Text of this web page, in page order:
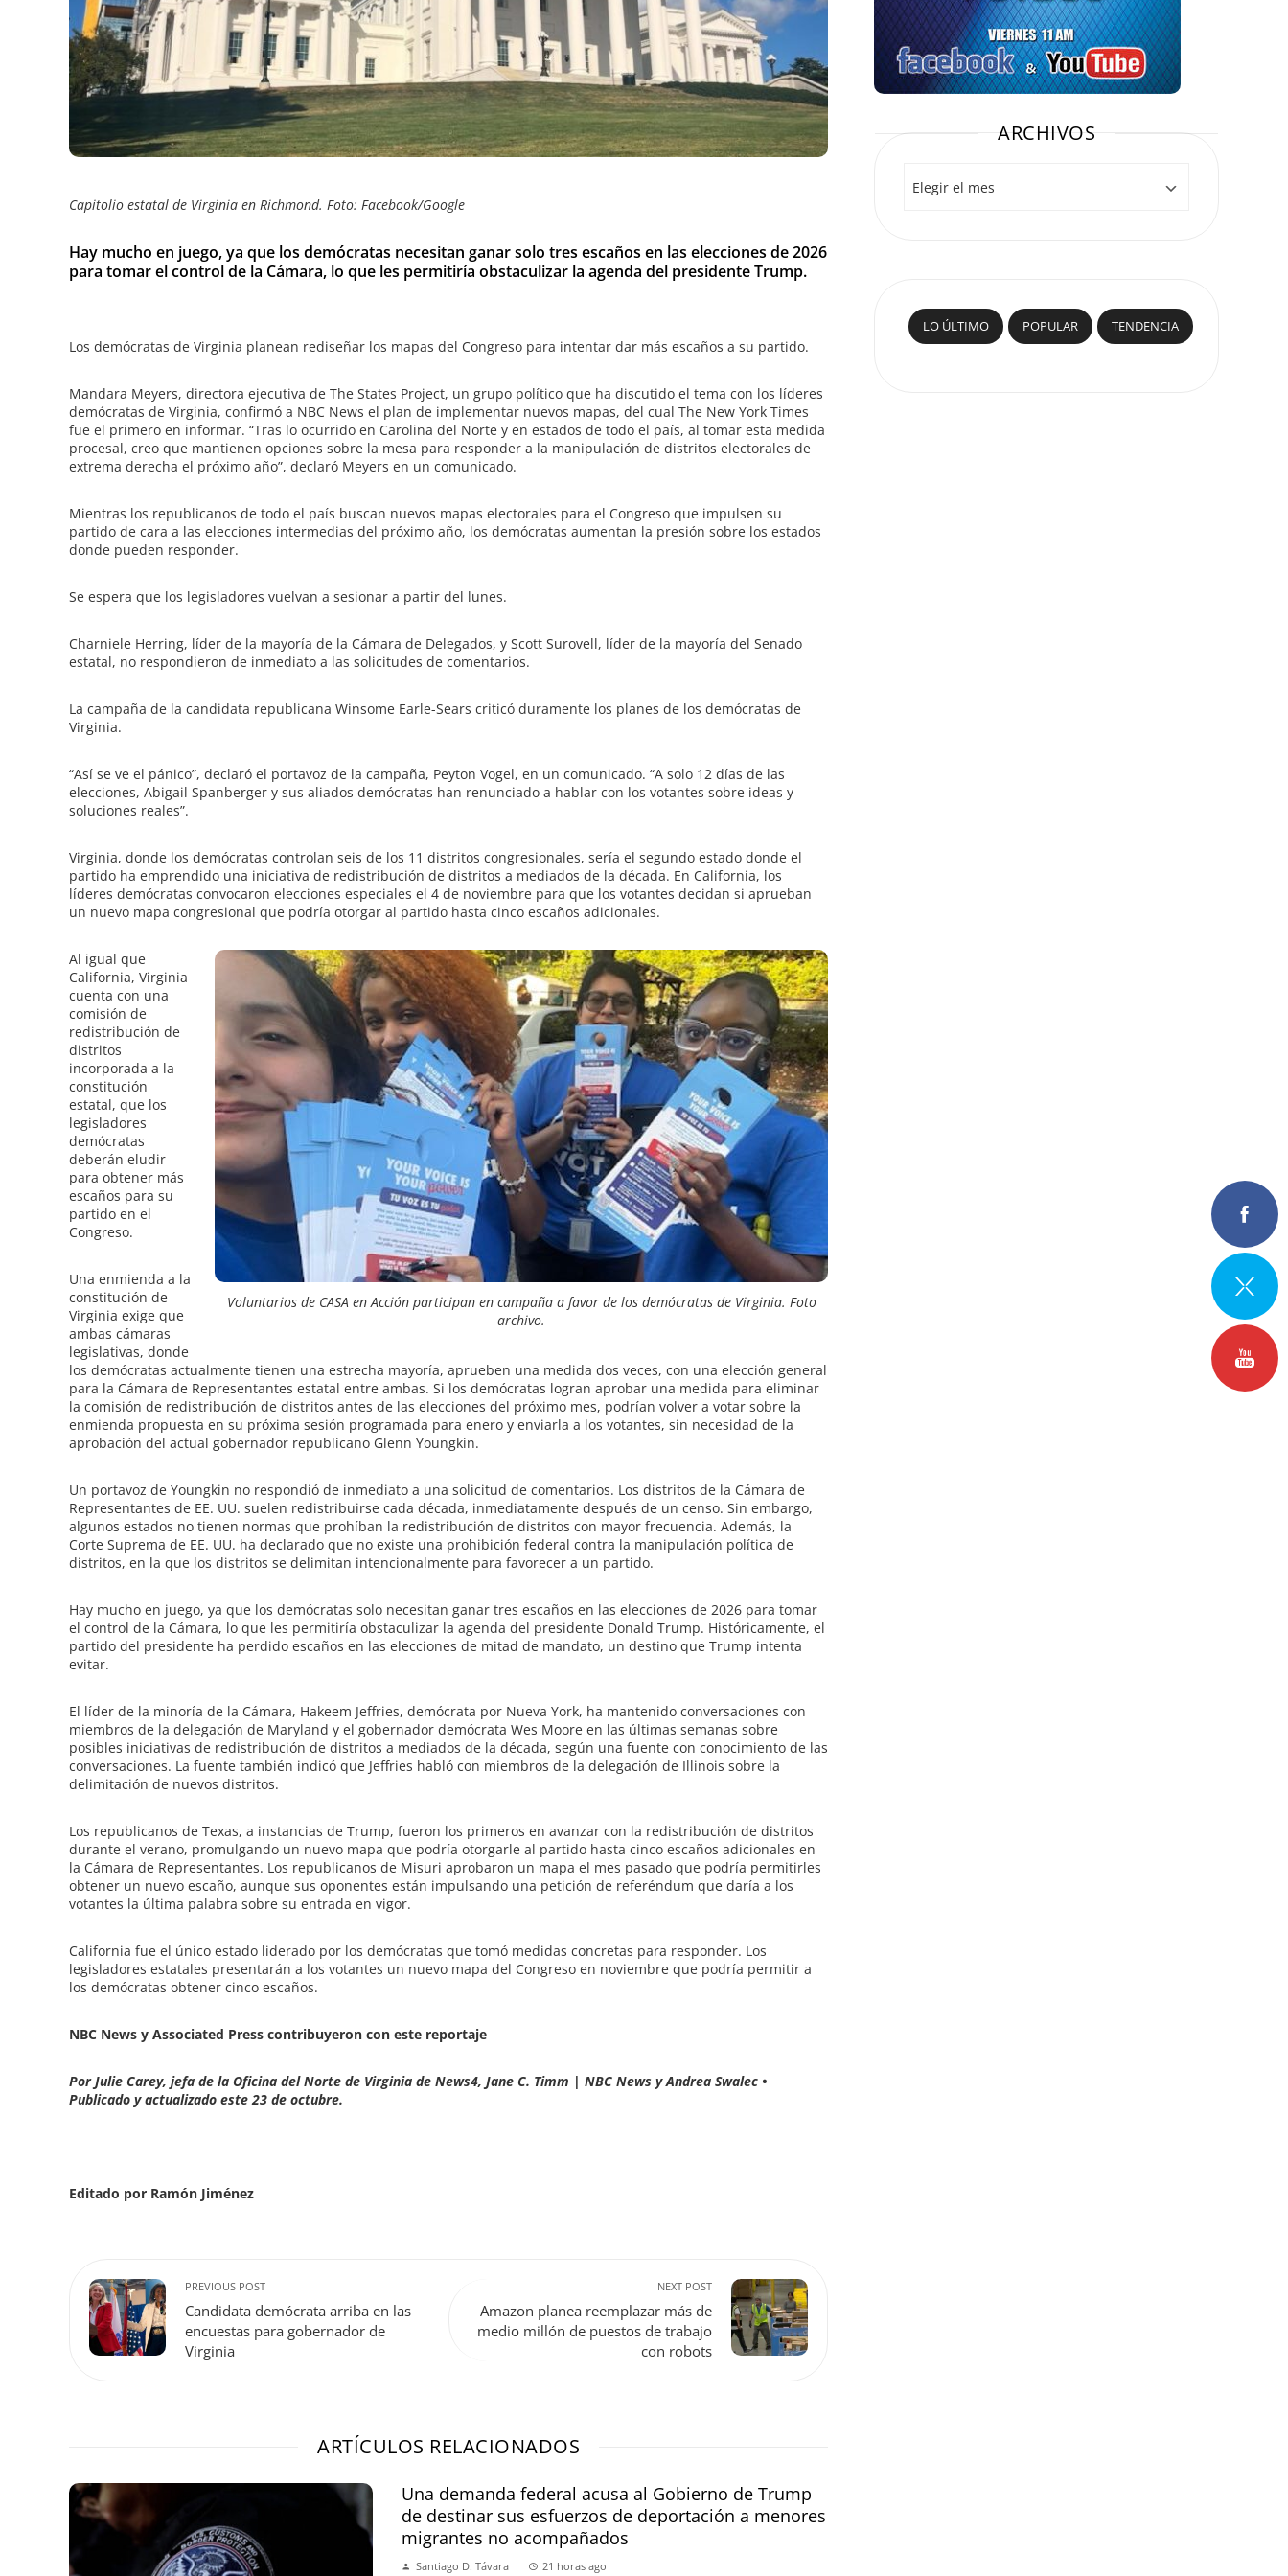
Capitolio estatal de Virginia en Richmond. Foto: Facebook/Google
Hay mucho en juego, ya que los demócratas necesitan ganar solo tres escaños en las elecciones de 2026
para tomar el control de la Cámara, lo que les permitiría obstaculizar la agenda del presidente Trump.
Los demócratas de Virginia planean rediseñar los mapas del Congreso para intentar dar más escaños a su partido.
Mandara Meyers, directora ejecutiva de The States Project, un grupo político que ha discutido el tema con los líderes
demócratas de Virginia, confirmó a NBC News el plan de implementar nuevos mapas, del cual The New York Times
fue el primero en informar. “Tras lo ocurrido en Carolina del Norte y en estados de todo el país, al tomar esta medida
procesal, creo que mantienen opciones sobre la mesa para responder a la manipulación de distritos electorales de
extrema derecha el próximo año”, declaró Meyers en un comunicado.
Mientras los republicanos de todo el país buscan nuevos mapas electorales para el Congreso que impulsen su
partido de cara a las elecciones intermedias del próximo año, los demócratas aumentan la presión sobre los estados
donde pueden responder.
Se espera que los legisladores vuelvan a sesionar a partir del lunes.
Charniele Herring, líder de la mayoría de la Cámara de Delegados, y Scott Surovell, líder de la mayoría del Senado
estatal, no respondieron de inmediato a las solicitudes de comentarios.
La campaña de la candidata republicana Winsome Earle-Sears criticó duramente los planes de los demócratas de
Virginia.
“Así se ve el pánico”, declaró el portavoz de la campaña, Peyton Vogel, en un comunicado. “A solo 12 días de las
elecciones, Abigail Spanberger y sus aliados demócratas han renunciado a hablar con los votantes sobre ideas y
soluciones reales”.
Virginia, donde los demócratas controlan seis de los 11 distritos congresionales, sería el segundo estado donde el
partido ha emprendido una iniciativa de redistribución de distritos a mediados de la década. En California, los
líderes demócratas convocaron elecciones especiales el 4 de noviembre para que los votantes decidan si aprueban
un nuevo mapa congresional que podría otorgar al partido hasta cinco escaños adicionales.
Voluntarios de CASA en Acción participan en campaña a favor de los demócratas de Virginia. Foto
archivo.
Al igual que
California, Virginia
cuenta con una
comisión de
redistribución de
distritos
incorporada a la
constitución
estatal, que los
legisladores
demócratas
deberán eludir
para obtener más
escaños para su
partido en el
Congreso.
Una enmienda a la
constitución de
Virginia exige que
ambas cámaras
legislativas, donde
los demócratas actualmente tienen una estrecha mayoría, aprueben una medida dos veces, con una elección general
para la Cámara de Representantes estatal entre ambas. Si los demócratas logran aprobar una medida para eliminar
la comisión de redistribución de distritos antes de las elecciones del próximo mes, podrían volver a votar sobre la
enmienda propuesta en su próxima sesión programada para enero y enviarla a los votantes, sin necesidad de la
aprobación del actual gobernador republicano Glenn Youngkin.
Un portavoz de Youngkin no respondió de inmediato a una solicitud de comentarios. Los distritos de la Cámara de
Representantes de EE. UU. suelen redistribuirse cada década, inmediatamente después de un censo. Sin embargo,
algunos estados no tienen normas que prohíban la redistribución de distritos con mayor frecuencia. Además, la
Corte Suprema de EE. UU. ha declarado que no existe una prohibición federal contra la manipulación política de
distritos, en la que los distritos se delimitan intencionalmente para favorecer a un partido.
Hay mucho en juego, ya que los demócratas solo necesitan ganar tres escaños en las elecciones de 2026 para tomar
el control de la Cámara, lo que les permitiría obstaculizar la agenda del presidente Donald Trump. Históricamente, el
partido del presidente ha perdido escaños en las elecciones de mitad de mandato, un destino que Trump intenta
evitar.
El líder de la minoría de la Cámara, Hakeem Jeffries, demócrata por Nueva York, ha mantenido conversaciones con
miembros de la delegación de Maryland y el gobernador demócrata Wes Moore en las últimas semanas sobre
posibles iniciativas de redistribución de distritos a mediados de la década, según una fuente con conocimiento de las
conversaciones. La fuente también indicó que Jeffries habló con miembros de la delegación de Illinois sobre la
delimitación de nuevos distritos.
Los republicanos de Texas, a instancias de Trump, fueron los primeros en avanzar con la redistribución de distritos
durante el verano, promulgando un nuevo mapa que podría otorgarle al partido hasta cinco escaños adicionales en
la Cámara de Representantes. Los republicanos de Misuri aprobaron un mapa el mes pasado que podría permitirles
obtener un nuevo escaño, aunque sus oponentes están impulsando una petición de referéndum que daría a los
votantes la última palabra sobre su entrada en vigor.
California fue el único estado liderado por los demócratas que tomó medidas concretas para responder. Los
legisladores estatales presentarán a los votantes un nuevo mapa del Congreso en noviembre que podría permitir a
los demócratas obtener cinco escaños.
NBC News y Associated Press contribuyeron con este reportaje
Por Julie Carey, jefa de la Oficina del Norte de Virginia de News4, Jane C. Timm | NBC News y Andrea Swalec •
Publicado y actualizado este 23 de octubre.
Editado por Ramón Jiménez
PREVIOUS POST
Candidata demócrata arriba en las
encuestas para gobernador de
Virginia
NEXT POST
Amazon planea reemplazar más de
medio millón de puestos de trabajo
con robots
ARTÍCULOS RELACIONADOS
Una demanda federal acusa al Gobierno de Trump
de destinar sus esfuerzos de deportación a menores
migrantes no acompañados
Santiago D. Távara 21 horas ago
ARCHIVOS
LO ÚLTIMO POPULAR TENDENCIA